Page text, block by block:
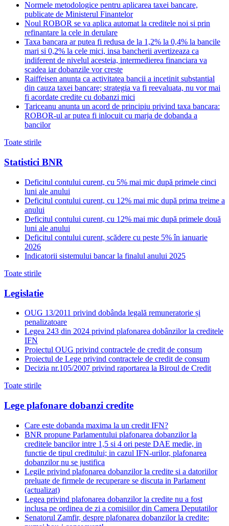
Normele metodologice pentru aplicarea taxei bancare,
publicate de Ministerul Finantelor
Noul ROBOR se va aplica automat la creditele noi si prin
refinantare la cele in derulare
Taxa bancara ar putea fi redusa de la 1,2% la 0,4% la bancile
mari si 0,2% la cele mici, insa bancherii avertizeaza ca
indiferent de nivelul acesteia, intermedierea financiara va
scadea iar dobanzile vor creste
Raiffeisen anunta ca activitatea bancii a incetinit substantial
din cauza taxei bancare; strategia va fi reevaluata, nu vor mai
fi acordate credite cu dobanzi mici
Tariceanu anunta un acord de principiu privind taxa bancara:
ROBOR-ul ar putea fi inlocuit cu marja de dobanda a
bancilor
Toate stirile
Statistici BNR
Deficitul contului curent, cu 5% mai mic după primele cinci
luni ale anului
Deficitul contului curent, cu 12% mai mic după prima treime a
anului
Deficitul contului curent, cu 12% mai mic după primele două
luni ale anului
Deficitul contului curent, scădere cu peste 5% în ianuarie
2026
Indicatorii sistemului bancar la finalul anului 2025
Toate stirile
Legislatie
OUG 13/2011 privind dobânda legală remuneratorie și
penalizatoare
Legea 243 din 2024 privind plafonarea dobânzilor la creditele
IFN
Proiectul OUG privind contractele de credit de consum
Proiectul de Lege privind contractele de credit de consum
Decizia nr.105/2007 privind raportarea la Biroul de Credit
Toate stirile
Lege plafonare dobanzi credite
Care este dobanda maxima la un credit IFN?
BNR propune Parlamentului plafonarea dobanzilor la
creditele bancilor intre 1,5 si 4 ori peste DAE medie, in
functie de tipul creditului; in cazul IFN-urilor, plafonarea
dobanzilor nu se justifica
Legile privind plafonarea dobanzilor la credite si a datoriilor
preluate de firmele de recuperare se discuta in Parlament
(actualizat)
Legea privind plafonarea dobanzilor la credite nu a fost
inclusa pe ordinea de zi a comisiilor din Camera Deputatilor
Senatorul Zamfir, despre plafonarea dobanzilor la credite: